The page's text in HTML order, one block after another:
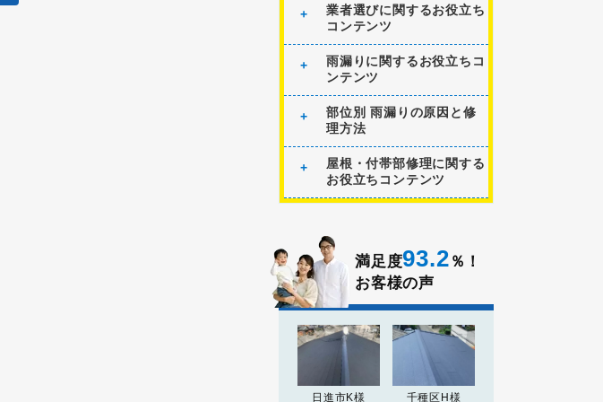
業者選びに関するお役立ち
コンテンツ
雨漏りに関するお役立ちコ
ンテンツ
部位別 雨漏りの原因と修
理方法
屋根・付帯部修理に関する
お役立ちコンテンツ
満足度93.2 ％！
お客様の声
日進市K様 千種区H様